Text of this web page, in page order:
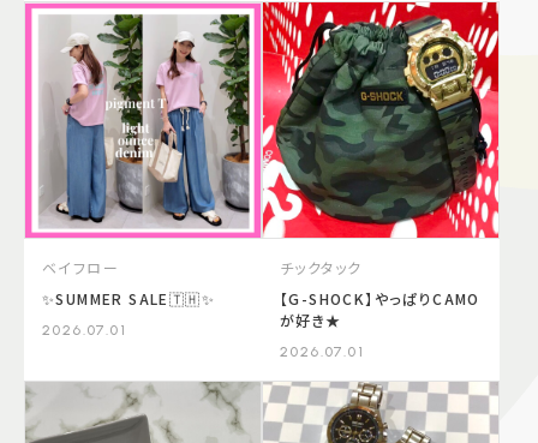
ベイフロー
✨SUMMER SALE🇹🇭✨
2026.07.01
チックタック
【G-SHOCK】やっぱりCAMO
が好き★
2026.07.01